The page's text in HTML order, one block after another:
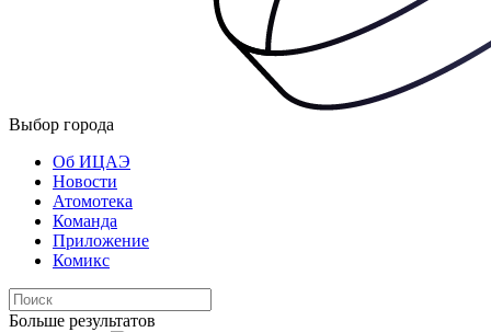
Выбор города
Об ИЦАЭ
Новости
Атомотека
Команда
Приложение
Комикс
Больше результатов